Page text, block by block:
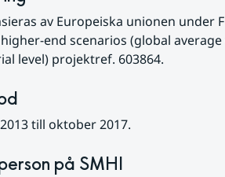
av Europeiska unionen under
end scenarios (global
level) projektref. 603864.
till oktober 2017.
på SMHI